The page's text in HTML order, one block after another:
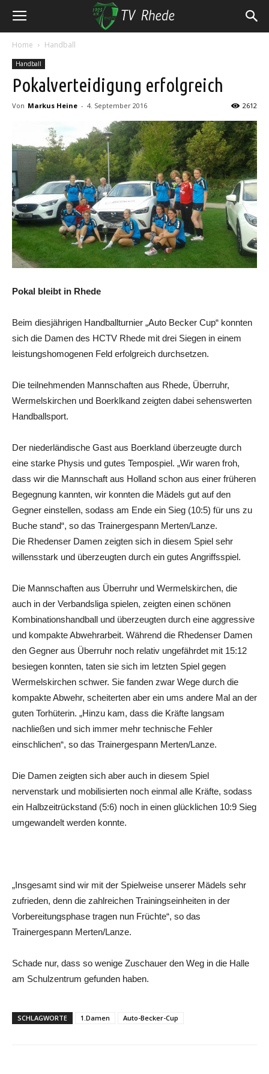
Home Handball
Handball
Pokalverteidigung erfolgreich
Von Markus Heine - 4. September 2016 2612
Pokal bleibt in Rhede
Beim diesjährigen Handballturnier „Auto Becker Cup“ konnten
sich die Damen des HCTV Rhede mit drei Siegen in einem
leistungshomogenen Feld erfolgreich durchsetzen.
Die teilnehmenden Mannschaften aus Rhede, Überruhr,
Wermelskirchen und Boerklkand zeigten dabei sehenswerten
Handballsport.
Der niederländische Gast aus Boerkland überzeugte durch
eine starke Physis und gutes Tempospiel. „Wir waren froh,
dass wir die Mannschaft aus Holland schon aus einer früheren
Begegnung kannten, wir konnten die Mädels gut auf den
Gegner einstellen, sodass am Ende ein Sieg (10:5) für uns zu
Buche stand“, so das Trainergespann Merten/Lanze.
Die Rhedenser Damen zeigten sich in diesem Spiel sehr
willensstark und überzeugten durch ein gutes Angriffsspiel.
Die Mannschaften aus Überruhr und Wermelskirchen, die
auch in der Verbandsliga spielen, zeigten einen schönen
Kombinationshandball und überzeugten durch eine aggressive
und kompakte Abwehrarbeit. Während die Rhedenser Damen
den Gegner aus Überruhr noch relativ ungefährdet mit 15:12
besiegen konnten, taten sie sich im letzten Spiel gegen
Wermelskirchen schwer. Sie fanden zwar Wege durch die
kompakte Abwehr, scheiterten aber ein ums andere Mal an der
guten Torhüterin. „Hinzu kam, dass die Kräfte langsam
nachließen und sich immer mehr technische Fehler
einschlichen“, so das Trainergespann Merten/Lanze.
Die Damen zeigten sich aber auch in diesem Spiel
nervenstark und mobilisierten noch einmal alle Kräfte, sodass
ein Halbzeitrückstand (5:6) noch in einen glücklichen 10:9 Sieg
umgewandelt werden konnte.
„Insgesamt sind wir mit der Spielweise unserer Mädels sehr
zufrieden, denn die zahlreichen Trainingseinheiten in der
Vorbereitungsphase tragen nun Früchte“, so das
Trainergespann Merten/Lanze.
Schade nur, dass so wenige Zuschauer den Weg in die Halle
am Schulzentrum gefunden haben.
SCHLAGWORTE 1.Damen Auto-Becker-Cup